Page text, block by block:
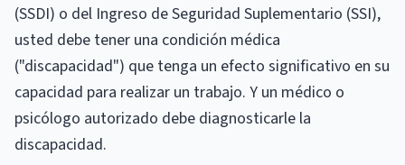
(SSDI) o del Ingreso de Seguridad Suplementario (SSI),
usted debe tener una condición médica
("discapacidad") que tenga un efecto significativo en su
capacidad para realizar un trabajo. Y un médico o
psicólogo autorizado debe diagnosticarle la
discapacidad.